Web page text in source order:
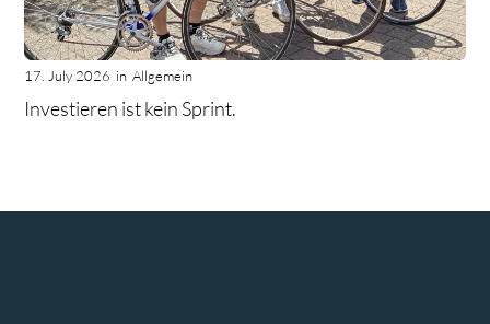
17. July 2026 in Allgemein
Investieren ist kein Sprint.